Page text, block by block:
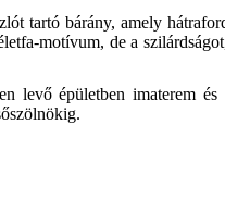
tartó bárány, amely
motívum, de a
levő épületben imaterem